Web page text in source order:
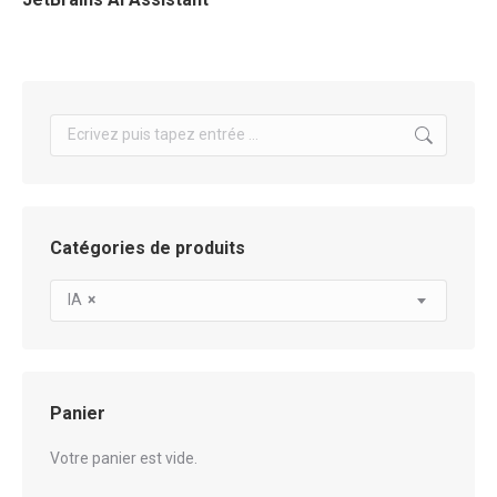
Search:
Catégories de produits
×
IA
Panier
Votre panier est vide.